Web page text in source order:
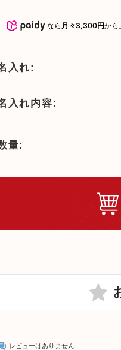
子供椅子・ベビー
文房具
子供向けアイテム
なら 月々3,300円から
入れ:
入れ内容:
量:
レビューはありません